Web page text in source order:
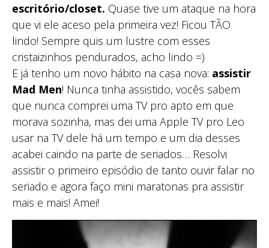
escritório/closet. Quase tive um ataque na hora
que vi ele aceso pela primeira vez! Ficou TÃO
lindo! Sempre quis um lustre com esses
cristaizinhos pendurados, acho lindo =)
E já tenho um novo hábito na casa nova: assistir
Mad Men! Nunca tinha assistido, vocês sabem
que nunca comprei uma TV pro apto em que
morava sozinha, mas dei uma Apple TV pro Leo
usar na TV dele há um tempo e um dia desses
acabei caindo na parte de seriados… Resolvi
assistir o primeiro episódio de tanto ouvir falar no
seriado e agora faço mini maratonas pra assistir
mais e mais! Amei!